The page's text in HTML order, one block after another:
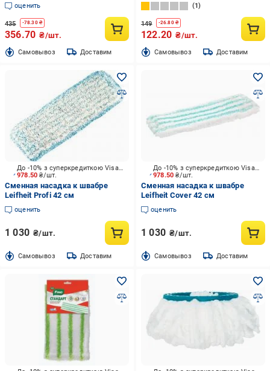
оценить
435 -78.30₴
356.70 ₴/шт.
Cамовывоз Доставим
1
149 -26.80₴
122.20 ₴/шт.
Cамовывоз Доставим
978.50₴/шт.
До -10% з суперкредиткою Visa Вигода
Сменная насадка к швабре
Leifheit Profi 42 см
оценить
1 030 ₴/шт.
Cамовывоз Доставим
978.50₴/шт.
До -10% з суперкредиткою Visa Вигода
Сменная насадка к швабре
Leifheit Cover 42 см
оценить
1 030 ₴/шт.
Cамовывоз Доставим